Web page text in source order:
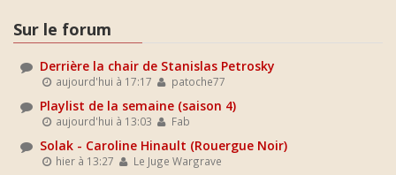
Sur le forum
Derrière la chair de Stanislas Petrosky
aujourd'hui à 17:17 patoche77
Playlist de la semaine (saison 4)
aujourd'hui à 13:03 Fab
Solak - Caroline Hinault (Rouergue Noir)
hier à 13:27 Le Juge Wargrave